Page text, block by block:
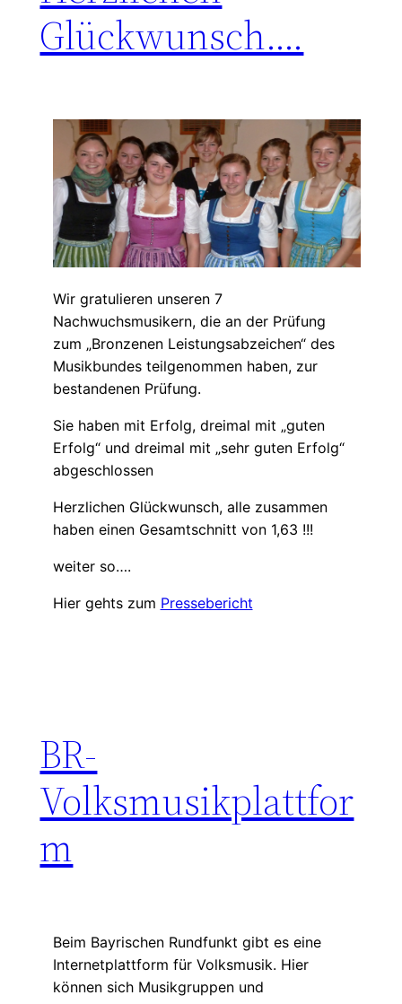
Glückwunsch….
Wir gratulieren unseren 7
Nachwuchsmusikern, die an der Prüfung
zum „Bronzenen Leistungsabzeichen“ des
Musikbundes teilgenommen haben, zur
bestandenen Prüfung.
Sie haben mit Erfolg, dreimal mit „guten
Erfolg“ und dreimal mit „sehr guten Erfolg“
abgeschlossen
Herzlichen Glückwunsch, alle zusammen
haben einen Gesamtschnitt von 1,63 !!!
weiter so….
Hier gehts zum Pressebericht
BR-
Volksmusikplattfor
m
Beim Bayrischen Rundfunkt gibt es eine
Internetplattform für Volksmusik. Hier
können sich Musikgruppen und